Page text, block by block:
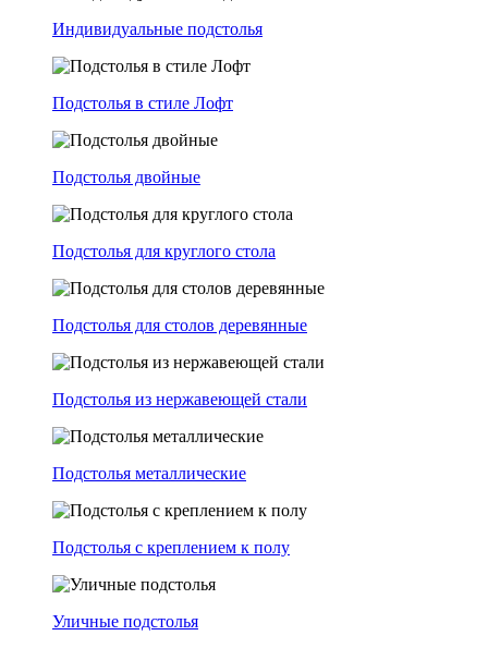
Индивидуальные подстолья
Подстолья в стиле Лофт
Подстолья двойные
Подстолья для круглого стола
Подстолья для столов деревянные
Подстолья из нержавеющей стали
Подстолья металлические
Подстолья с креплением к полу
Уличные подстолья